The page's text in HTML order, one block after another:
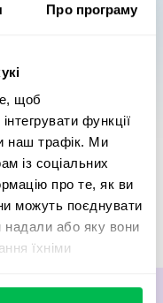
Про програму
щоб
функції
наш трафік. Ми
із соціальних
про те, як ви
можуть поєднувати
надали або яку вони
їхніми
Ми
HR-процеси з
потенційну
зміщується з
ініціативи:
залученості та